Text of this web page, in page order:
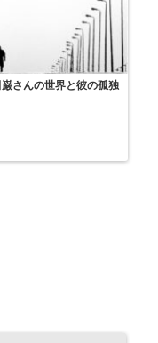
さんの世界と彼の孤独